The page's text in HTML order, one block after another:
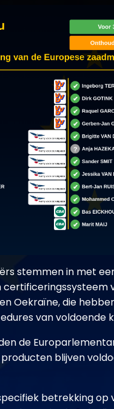
stemmen in met
Oekraïne, die
van voldoende
de
blijven
betrekking op